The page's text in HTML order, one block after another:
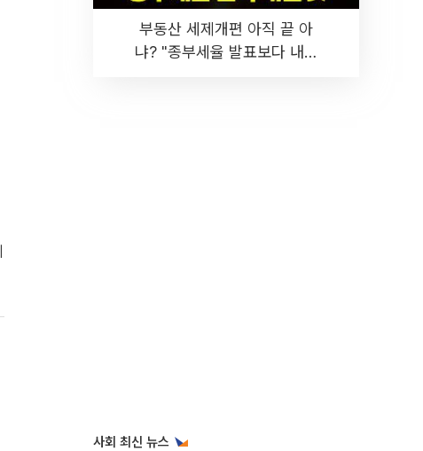
부동산 세제개편 아직 끝 아
냐? "종부세율 발표보다 내릴
사회 최신 뉴스